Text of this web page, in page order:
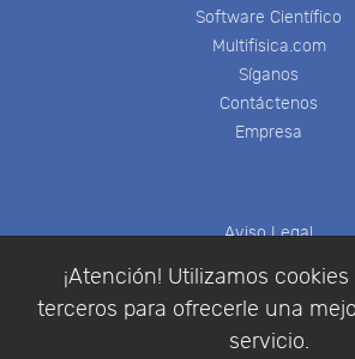
¡Atención! Utilizamos
terceros para ofrecerle una
servicio.
Software Científico
Multifisica.com
Síganos
Contáctenos
Empresa
Aviso Legal
Política de Privacidad
Condiciones de
Identificarse